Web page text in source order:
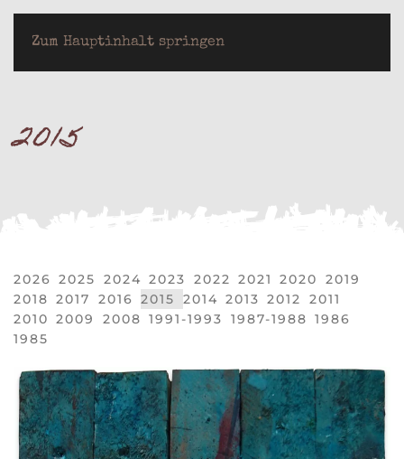
Zum Hauptinhalt springen
2015
2026 2025 2024 2023 2022 2021 2020
2019
2018 2017 2016 2015 2014 2013 2012
2011
2010 2009 2008 1991-1993 1987-1988 1986
1985